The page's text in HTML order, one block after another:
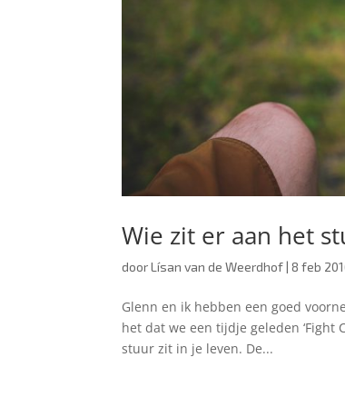
Wie zit er aan het
doorLísan van de Weerdhof |8 feb
Glenn en ik hebben een goed
het dat we een tijdje geleden ‘Fight
stuur zit in je leven. De...